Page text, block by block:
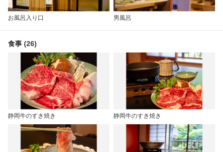
お風呂入り口 男風呂
食事 (26)
静岡牛のすき焼き 静岡牛のすき焼き